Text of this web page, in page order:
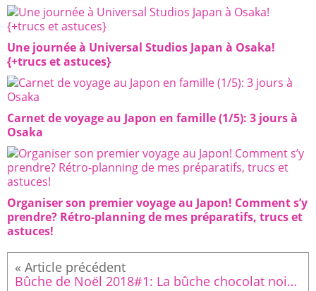
Une journée à Universal Studios Japan à Osaka!
{+trucs et astuces}
Carnet de voyage au Japon en famille (1/5): 3 jours à
Osaka
Organiser son premier voyage au Japon! Comment s’y
prendre? Rétro-planning de mes préparatifs, trucs et
astuces!
Bûche de Noël 2018#1: La bûche chocolat noir-Dulcey-Noix de Pécan